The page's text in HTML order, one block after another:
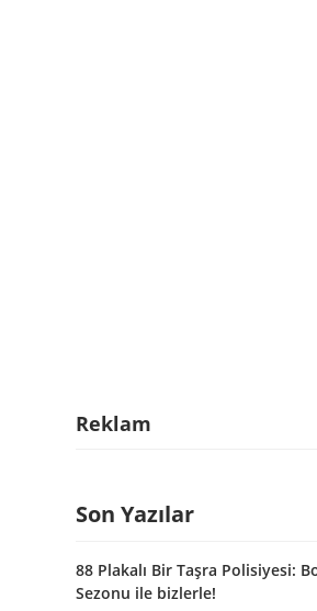
Reklam
Son Yazılar
88 Plakalı Bir Taşra Polisiyesi:
Sezonu ile bizlerle!